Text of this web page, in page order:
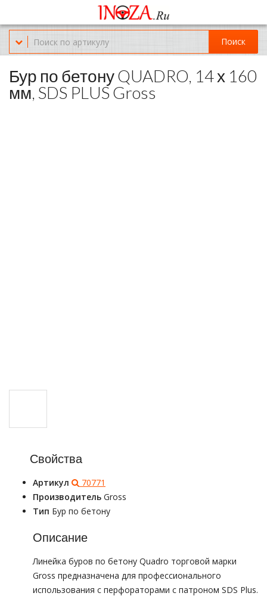
Офис обслуживания г.Краснодар (KRD) Куликова Поля 2 (магазин
Нож-мясо)
8-(967)-300-69-11
Поиск
Бур по бетону QUADRO, 14 х 160
мм, SDS PLUS Gross
Свойства
Артикул
70771
Производитель Gross
Тип Бур по бетону
Описание
Линейка буров по бетону Quadro торговой марки
Gross предназначена для профессионального
использования с перфораторами с патроном SDS Plus.